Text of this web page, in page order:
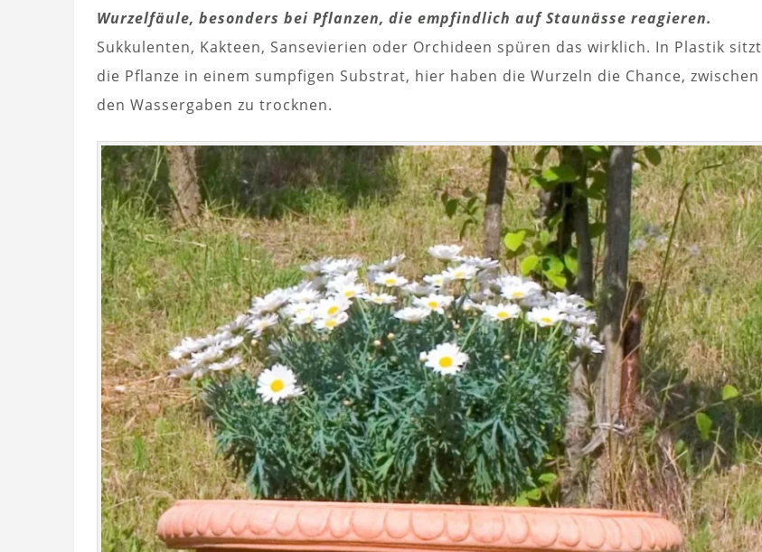
Wurzelfäule, besonders bei Pflanzen, die empfindlich auf Staunässe reagieren.
Sukkulenten, Kakteen, Sansevierien oder Orchideen spüren das wirklich. In Plastik sitzt
die Pflanze in einem sumpfigen Substrat, hier haben die Wurzeln die Chance, zwischen
den Wassergaben zu trocknen.